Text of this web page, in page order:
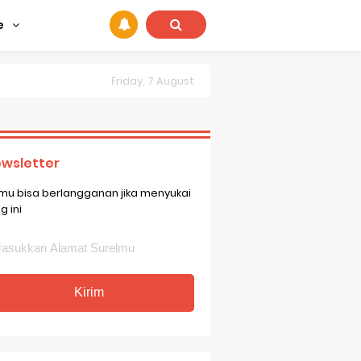
Friday, 7 August
bisa berlangganan jika menyukai
ini